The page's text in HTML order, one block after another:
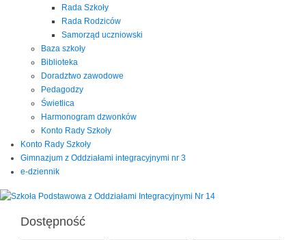
Rada Szkoły
Rada Rodziców
Samorząd uczniowski
Baza szkoły
Biblioteka
Doradztwo zawodowe
Pedagodzy
Świetlica
Harmonogram dzwonków
Konto Rady Szkoły
Konto Rady Szkoły
Gimnazjum z Oddziałami integracyjnymi nr 3
e-dziennik
Dostępność